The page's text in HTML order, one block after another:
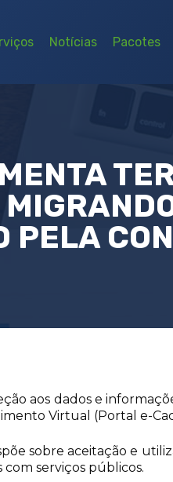
Notícias Pacotes
PELA
aos dados e
Virtual (Portal e-
sobre aceitação e
serviços públicos.